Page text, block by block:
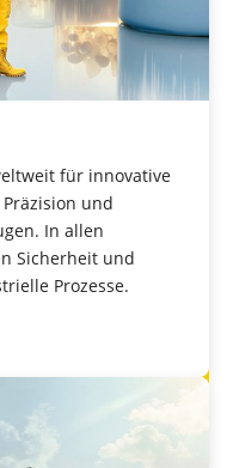
für innovative
und
In allen
Sicherheit und
Prozesse.